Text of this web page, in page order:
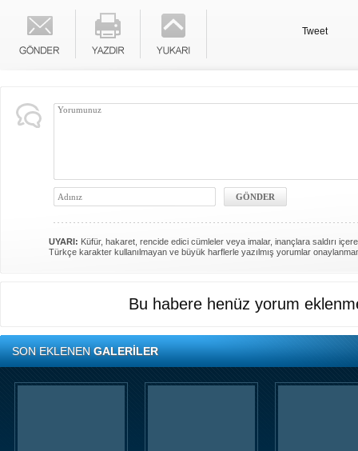
Tweet
UYARI: Küfür, hakaret, rencide edici cümleler veya imalar, inançlara saldırı
Türkçe karakter kullanılmayan ve büyük harflerle yazılmış yorumlar
Bu habere henüz yorum
SON EKLENENGALERİLER